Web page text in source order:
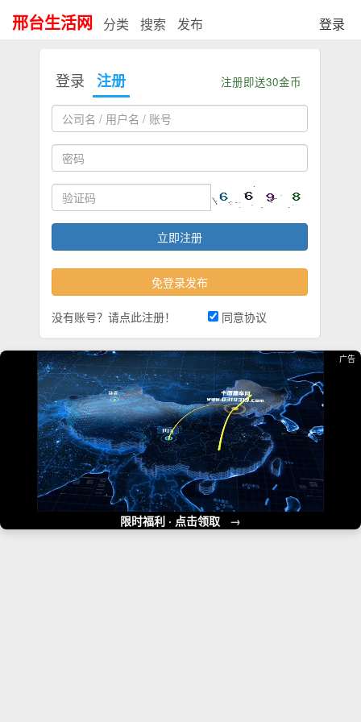
邢台生活网 分类 搜索 发布 登录
登录 注册 注册即送30金币
没有账号？请点此注册！ 同意协议
广告
限时福利 · 点击领取 →